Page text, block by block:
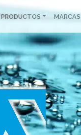
PRODUCTOS MARCAS